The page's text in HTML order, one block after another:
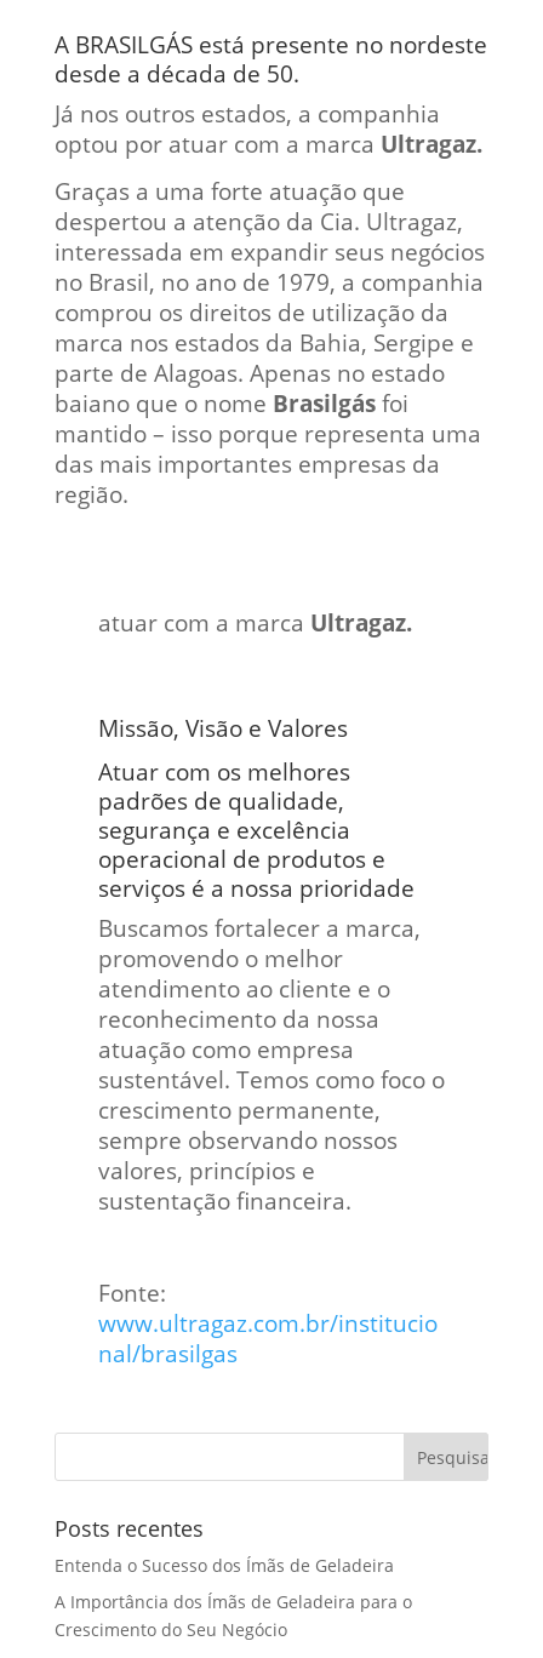
A BRASILGÁS está presente no nordeste
desde a década de 50.
Já nos outros estados, a companhia
optou por atuar com a marca Ultragaz.
Graças a uma forte atuação que
despertou a atenção da Cia. Ultragaz,
interessada em expandir seus negócios
no Brasil, no ano de 1979, a companhia
comprou os direitos de utilização da
marca nos estados da Bahia, Sergipe e
parte de Alagoas. Apenas no estado
baiano que o nome Brasilgásfoi
mantido – isso porque representa uma
das mais importantes empresas da
região.
atuar com a marca Ultragaz.
Missão, Visão e Valores
Atuar com os melhores
padrões de qualidade,
segurança e excelência
operacional de produtos e
serviços é a nossa prioridade
Buscamos fortalecer a marca,
promovendo o melhor
atendimento ao cliente e o
reconhecimento da nossa
atuação como empresa
sustentável. Temos como foco o
crescimento permanente,
sempre observando nossos
valores, princípios e
sustentação financeira.
Fonte:
www.ultragaz.com.br/institucio
nal/brasilgas
Posts recentes
Entenda o Sucesso dos Ímãs de Geladeira
A Importância dos Ímãs de Geladeira para o
Crescimento do Seu Negócio